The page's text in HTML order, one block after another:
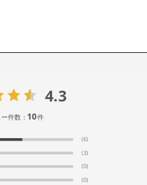
4.3
件数： 10件
(6)
(3)
(0)
(0)